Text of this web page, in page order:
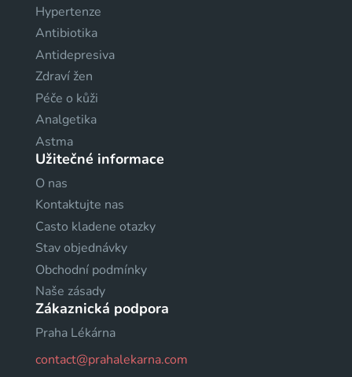
Hypertenze
Antibiotika
Antidepresiva
Zdraví žen
Péče o kůži
Analgetika
Astma
Užitečné informace
O nas
Kontaktujte nas
Casto kladene otazky
Stav objednávky
Obchodní podmínky
Naše zásady
Zákaznická podpora
Praha Lékárna
contact@prahalekarna.com